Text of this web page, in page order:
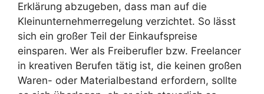
Erklärung abzugeben, dass man auf die
Kleinunternehmerregelung verzichtet. So lässt
sich ein großer Teil der Einkaufspreise
einsparen. Wer als Freiberufler bzw. Freelancer
in kreativen Berufen tätig ist, die keinen großen
Waren- oder Materialbestand erfordern, sollte